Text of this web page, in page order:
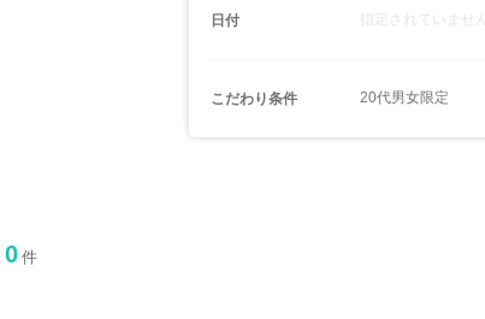
日付 指定されていません
こだわり条件 20代男女限定
0 件